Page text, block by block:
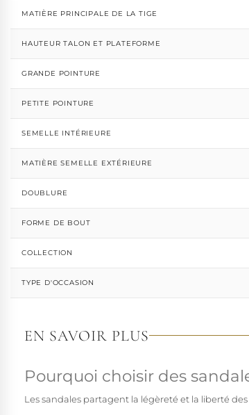
MATIÈRE PRINCIPALE DE LA TIGE
HAUTEUR TALON ET PLATEFORME
GRANDE POINTURE
PETITE POINTURE
SEMELLE INTÉRIEURE
MATIÈRE SEMELLE EXTÉRIEURE
DOUBLURE
FORME DE BOUT
COLLECTION
TYPE D'OCCASION
EN SAVOIR PLUS
Pourquoi choisir des
Les sandales partagent la légèreté et la liberté